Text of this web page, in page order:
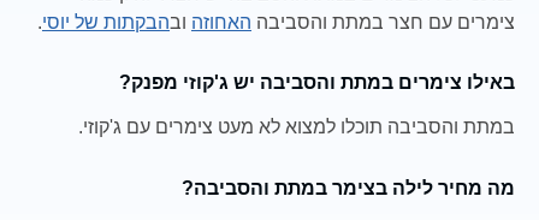
צימרים עם חצר במתת והסביבה האחוזה ובהבקתות של יוסי.
באילו צימרים במתת והסביבה יש ג'קוזי מפנק?
במתת והסביבה תוכלו למצוא לא מעט צימרים עם ג'קוזי.
מה מחיר לילה בצימר במתת והסביבה?